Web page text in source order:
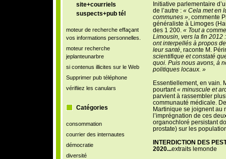
site+courriels
suspects+pub tél
moteur de recherche effaçant
vos informations personnelles.
moteur recherche
jeplanteunarbre
si contenus illicites sur le Web
Supprimer pub téléphone
vérifiiez les canulars
Catégories
consommation
courrier des internautes
démocratie
diversité
Initiative parlementaire
de l’autre : « Cela met en
communes », commente
généraliste à Limoges
des 1 200. « Tout a
Limousin, vers la fin 2012
ont interpellés à propos
leur santé, raconte M.
scientifique et constaté
quoi. Puis nous avons, à
politiques locaux. »
Essentiellement, en vain.
pourtant« minuscule et
parvient à rassembler
communauté médicale.
Martinique se joignent au
l’imprégnation de ces
organochloré persistant
prostate) sur les
INTERDICTION DES
2020...extraits lemonde